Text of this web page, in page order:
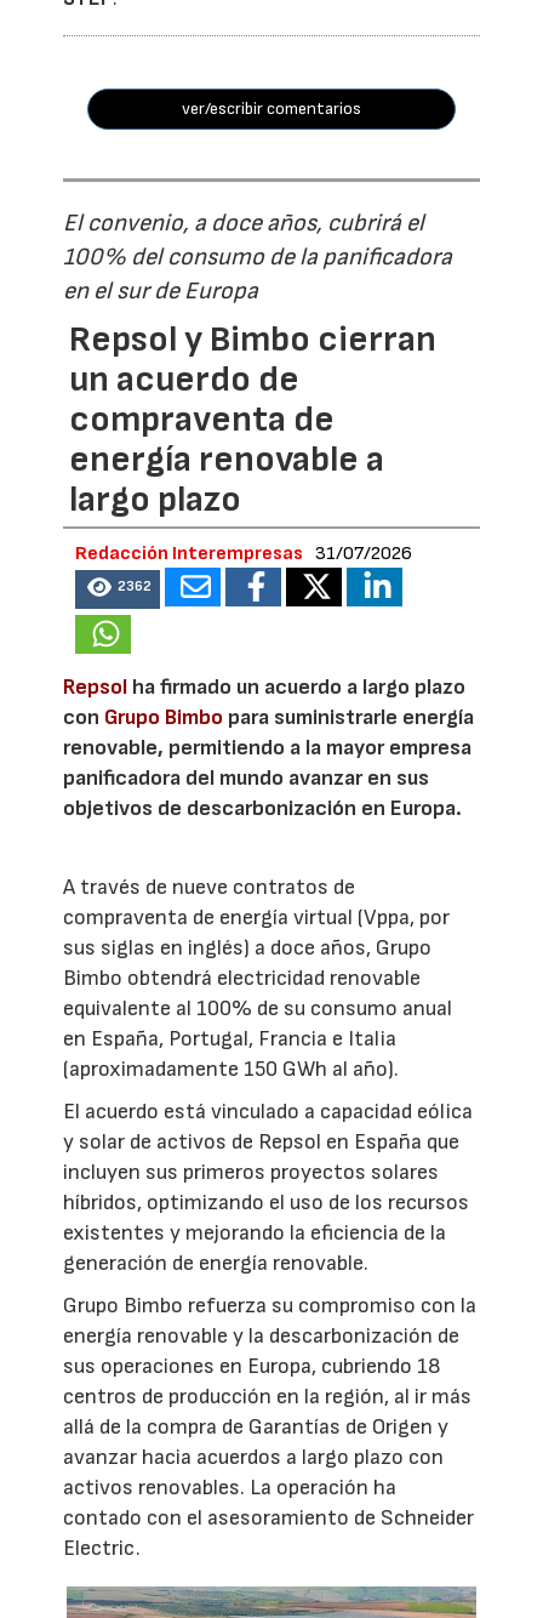
ver/escribir comentarios
El convenio, a doce años, cubrirá el
100% del consumo de la panificadora
en el sur de Europa
Repsol y Bimbo cierran
un acuerdo de
compraventa de
energía renovable a
largo plazo
Redacción Interempresas 31/07/2026
2362
Repsol ha firmado un acuerdo a largo plazo
con Grupo Bimbo para suministrarle energía
renovable, permitiendo a la mayor empresa
panificadora del mundo avanzar en sus
objetivos de descarbonización en Europa.
A través de nueve contratos de
compraventa de energía virtual (Vppa, por
sus siglas en inglés) a doce años, Grupo
Bimbo obtendrá electricidad renovable
equivalente al 100% de su consumo anual
en España, Portugal, Francia e Italia
(aproximadamente 150 GWh al año).
El acuerdo está vinculado a capacidad eólica
y solar de activos de Repsol en España que
incluyen sus primeros proyectos solares
híbridos, optimizando el uso de los recursos
existentes y mejorando la eficiencia de la
generación de energía renovable.
Grupo Bimbo refuerza su compromiso con la
energía renovable y la descarbonización de
sus operaciones en Europa, cubriendo 18
centros de producción en la región, al ir más
allá de la compra de Garantías de Origen y
avanzar hacia acuerdos a largo plazo con
activos renovables. La operación ha
contado con el asesoramiento de Schneider
Electric.